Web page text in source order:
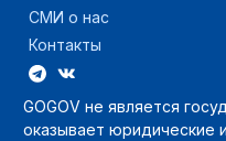
СМИ о нас
Контакты
GOGOV не является
оказывает юридические